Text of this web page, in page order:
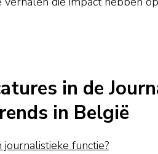
in de
in België
functie?